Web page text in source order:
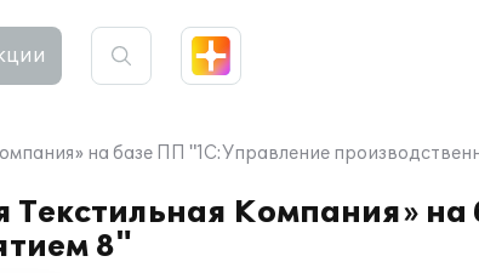
на базе ПП "1С:Управление
Компания» на
8"